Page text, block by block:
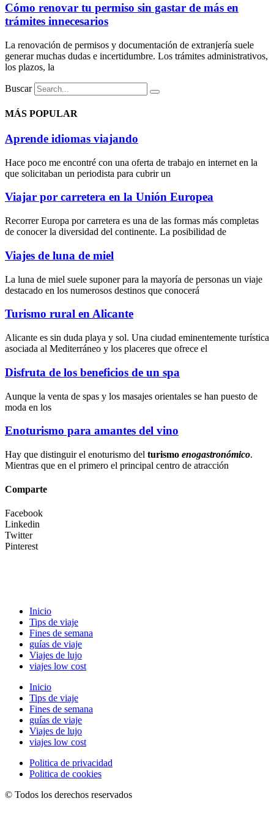
Cómo renovar tu permiso sin gastar de más en
trámites innecesarios
La renovación de permisos y documentación de extranjería suele
generar muchas dudas e incertidumbre. Los trámites administrativos,
los plazos, la
Buscar
MÁS POPULAR
Aprende idiomas viajando
Hace poco me encontré con una oferta de trabajo en internet en la
que solicitaban un periodista para cubrir un
Viajar por carretera en la Unión Europea
Recorrer Europa por carretera es una de las formas más completas
de conocer la diversidad del continente. La posibilidad de
Viajes de luna de miel
La luna de miel suele suponer para la mayoría de personas un viaje
destacado en los numerosos destinos que conocerá
Turismo rural en Alicante
Alicante es sin duda playa y sol. Una ciudad eminentemente turística
asociada al Mediterráneo y los placeres que ofrece el
Disfruta de los beneficios de un spa
Aunque la venta de spas y los masajes orientales se han puesto de
moda en los
Enoturismo para amantes del vino
Hay que distinguir el enoturismo del turismo enogastronómico.
Mientras que en el primero el principal centro de atracción
Comparte
Facebook
Linkedin
Twitter
Pinterest
Inicio
Tips de viaje
Fines de semana
guías de viaje
Viajes de lujo
viajes low cost
Inicio
Tips de viaje
Fines de semana
guías de viaje
Viajes de lujo
viajes low cost
Politica de privacidad
Politica de cookies
© Todos los derechos reservados